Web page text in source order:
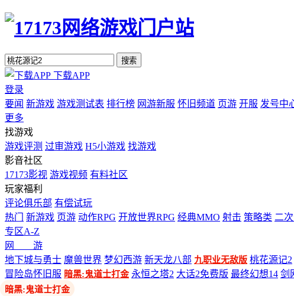
搜索
下载APP
登录
要闻 新游戏 游戏测试表 排行榜 网游新服 怀旧频道 页游 开服 发号中
更多
找游戏
游戏评测 过审游戏 H5小游戏 找游戏
影音社区
17173影视 游戏视频 有料社区
玩家福利
评论俱乐部 有偿试玩
热门
新游戏 页游 动作RPG 开放世界RPG 经典MMO 射击 策略类 二
专区A-Z
网 游
地下城与勇士 魔兽世界 梦幻西游 新天龙八部 九职业无敌版 桃花源记2
冒险岛怀旧服 暗黑:鬼道士打金 永恒之塔2 大话2免费版 最终幻想14 剑
多端游戏